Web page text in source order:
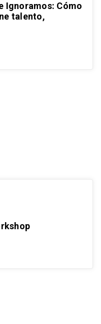
Ignoramos: Cómo
talento,